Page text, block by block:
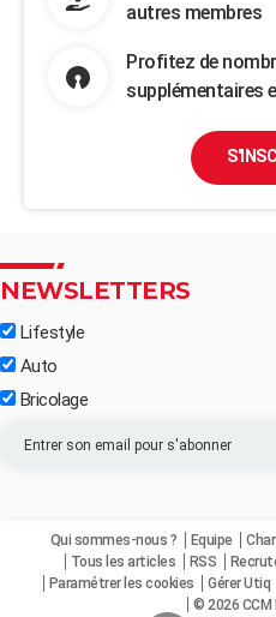
autres membres
Profitez de
supplémentaires
NEWSLETTERS
Lifestyle
Auto
Bricolage
Qui sommes-nous ? Equipe
Tous les articles
RSS
Paramétrer les cookies
Gérer Utiq
© 2026 CCM